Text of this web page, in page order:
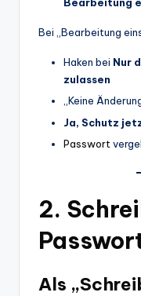
Bearbeitung
Bei „Bearbeitung
Haken bei Nur
zulassen
„Keine
Ja, Schutz
Passwort
2.
Als